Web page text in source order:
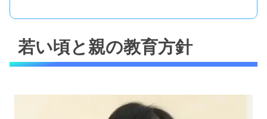
若い頃と親の教育方針